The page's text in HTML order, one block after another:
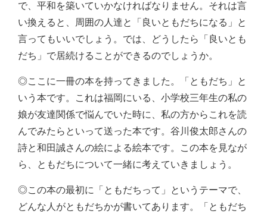
で、平和を築いていかなければなりません。それは言
い換えると、周囲の人達と「良いともだちになる」と
言ってもいいでしょう。では、どうしたら「良いとも
だち」で居続けることができるのでしょうか。
◎ここに一冊の本を持ってきました。「ともだち」と
いう本です。これは福岡にいる、小学校三年生の私の
娘が友達関係で悩んでいた時に、私の方からこれを読
んでみたらといって送った本です。谷川俊太郎さんの
詩と和田誠さんの絵による絵本です。この本を見なが
ら、ともだちについて一緒に考えていきましょう。
◎この本の最初に「ともだちって」というテーマで、
どんな人がともだちかが書いてあります。「ともだち